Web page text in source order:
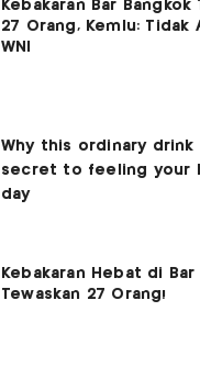
Kebakaran Bar Bangkok
27 Orang, Kemlu: Tidak
WNI
Kebakaran Hebat di Bar
Tewaskan 27 Orang!